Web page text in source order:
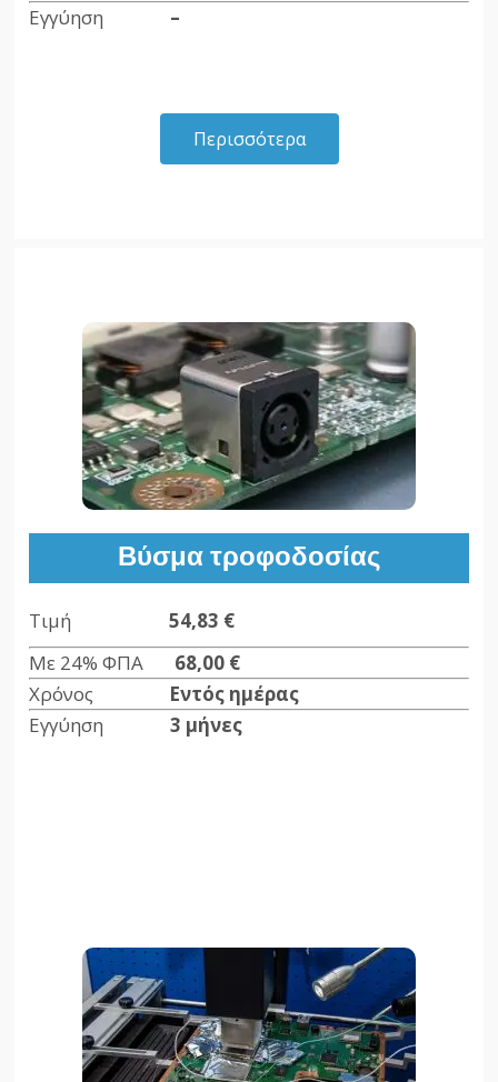
Εγγύηση –
Περισσότερα
Βύσμα τροφοδοσίας
Τιμή
54,83 €
Με 24% ΦΠΑ 68,00 €
Χρόνος Εντός ημέρας
Εγγύηση3 μήνες